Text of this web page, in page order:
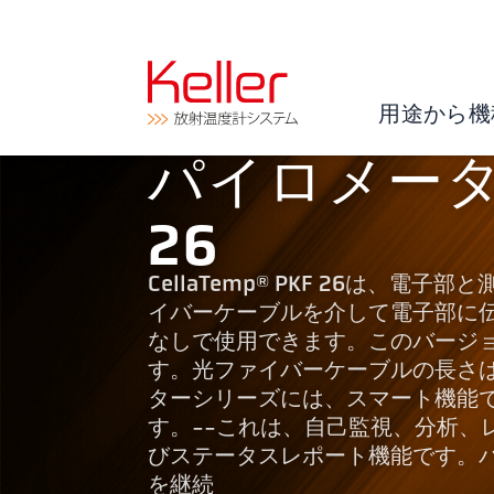
用途から
パイロメー
26
CellaTemp® PKF 26は、電子部と
イバーケーブルを介して電子部
なしで使用できます。このバージ
す。光ファイバーケーブルの長さ
ターシリーズには、スマート機能
す。--これは、自己監視、分析、
びステータスレポート機能です。
を継続